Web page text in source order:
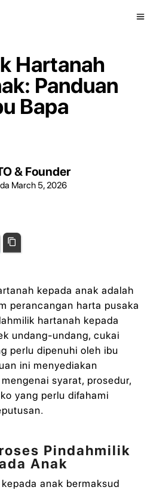
Hartanah
Panduan
Bapa
& Founder
March 5, 2026
Telegram
kepada anak adalah
perancangan harta pusaka
hartanah kepada
undang-undang, cukai
perlu dipenuhi oleh ibu
ini menyediakan
syarat, prosedur,
yang perlu difahami
Pindahmilik
Anak
anak bermaksud